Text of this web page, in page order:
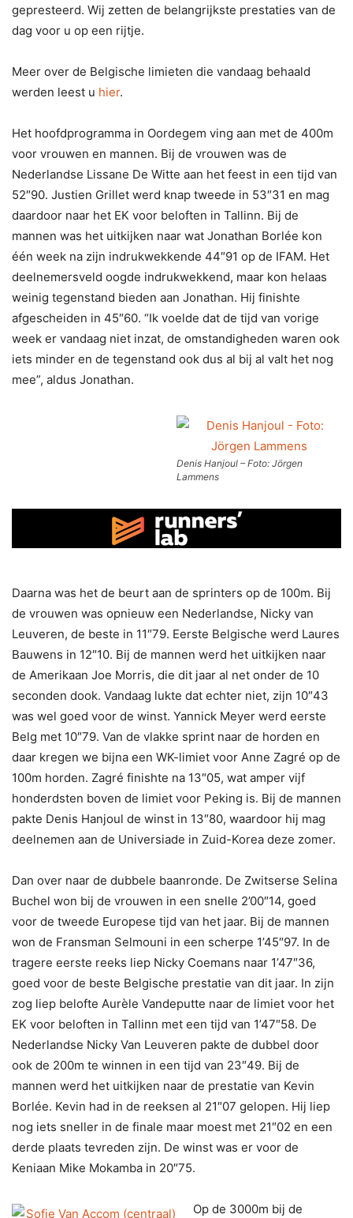
gepresteerd. Wij zetten de belangrijkste prestaties van de
dag voor u op een rijtje.
Meer over de Belgische limieten die vandaag behaald
werden leest u hier.
Het hoofdprogramma in Oordegem ving aan met de 400m
voor vrouwen en mannen. Bij de vrouwen was de
Nederlandse Lissane De Witte aan het feest in een tijd van
52″90. Justien Grillet werd knap tweede in 53″31 en mag
daardoor naar het EK voor beloften in Tallinn. Bij de
mannen was het uitkijken naar wat Jonathan Borlée kon
één week na zijn indrukwekkende 44″91 op de IFAM. Het
deelnemersveld oogde indrukwekkend, maar kon helaas
weinig tegenstand bieden aan Jonathan. Hij finishte
afgescheiden in 45″60. “Ik voelde dat de tijd van vorige
week er vandaag niet inzat, de omstandigheden waren ook
iets minder en de tegenstand ook dus al bij al valt het nog
mee”, aldus Jonathan.
Denis Hanjoul – Foto: Jörgen
Lammens
Daarna was het de beurt aan de sprinters op de 100m. Bij
de vrouwen was opnieuw een Nederlandse, Nicky van
Leuveren, de beste in 11″79. Eerste Belgische werd Laures
Bauwens in 12″10. Bij de mannen werd het uitkijken naar
de Amerikaan Joe Morris, die dit jaar al net onder de 10
seconden dook. Vandaag lukte dat echter niet, zijn 10″43
was wel goed voor de winst. Yannick Meyer werd eerste
Belg met 10″79. Van de vlakke sprint naar de horden en
daar kregen we bijna een WK-limiet voor Anne Zagré op de
100m horden. Zagré finishte na 13″05, wat amper vijf
honderdsten boven de limiet voor Peking is. Bij de mannen
pakte Denis Hanjoul de winst in 13″80, waardoor hij mag
deelnemen aan de Universiade in Zuid-Korea deze zomer.
Dan over naar de dubbele baanronde. De Zwitserse Selina
Buchel won bij de vrouwen in een snelle 2’00″14, goed
voor de tweede Europese tijd van het jaar. Bij de mannen
won de Fransman Selmouni in een scherpe 1’45″97. In de
tragere eerste reeks liep Nicky Coemans naar 1’47″36,
goed voor de beste Belgische prestatie van dit jaar. In zijn
zog liep belofte Aurèle Vandeputte naar de limiet voor het
EK voor beloften in Tallinn met een tijd van 1’47″58. De
Nederlandse Nicky Van Leuveren pakte de dubbel door
ook de 200m te winnen in een tijd van 23″49. Bij de
mannen werd het uitkijken naar de prestatie van Kevin
Borlée. Kevin had in de reeksen al 21″07 gelopen. Hij liep
nog iets sneller in de finale maar moest met 21″02 en een
derde plaats tevreden zijn. De winst was er voor de
Keniaan Mike Mokamba in 20″75.
Op de 3000m bij de